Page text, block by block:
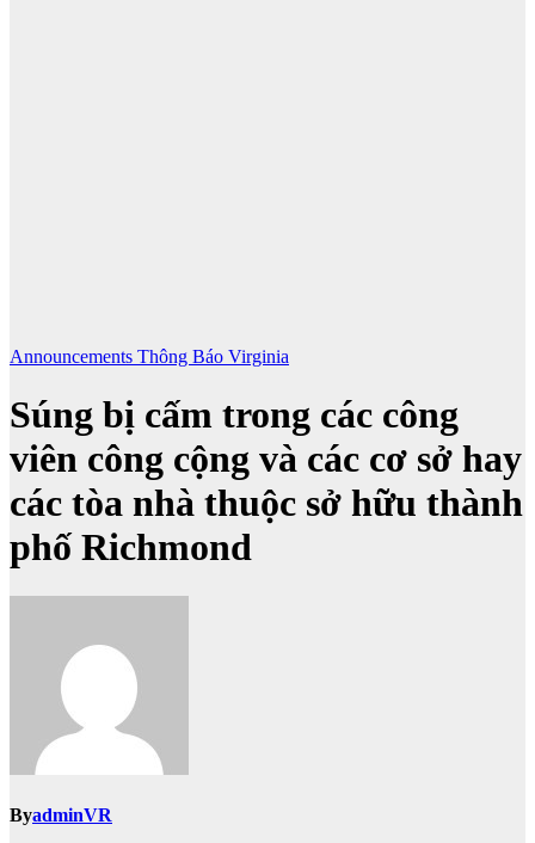
Announcements Thông Báo Virginia
Súng bị cấm trong các công
viên công cộng và các cơ sở hay
các tòa nhà thuộc sở hữu thành
phố Richmond
ByadminVR